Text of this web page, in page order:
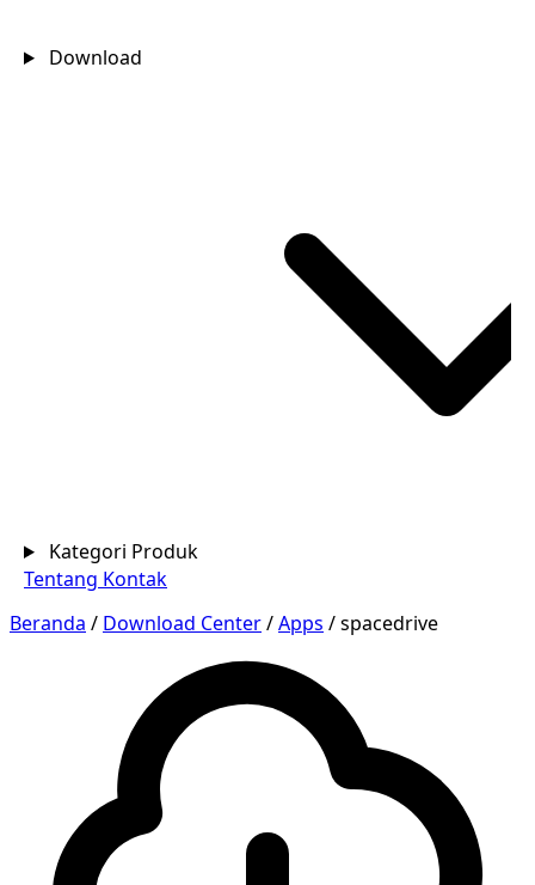
Download
Kategori Produk
Tentang Kontak
Beranda / Download Center/Apps /spacedrive